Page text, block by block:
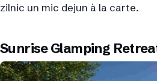
zilnic un mic dejun à la carte.
Sunrise Glamping